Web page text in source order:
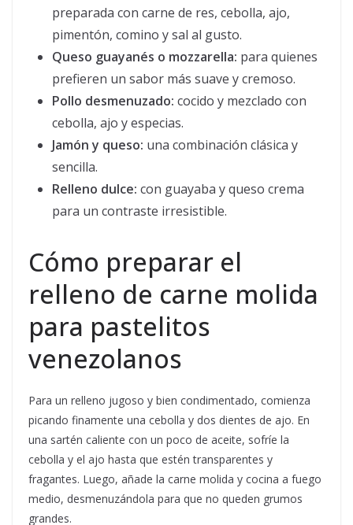
preparada con carne de res, cebolla, ajo,
pimentón, comino y sal al gusto.
Queso guayanés o mozzarella: para quienes
prefieren un sabor más suave y cremoso.
Pollo desmenuzado: cocido y mezclado con
cebolla, ajo y especias.
Jamón y queso: una combinación clásica y
sencilla.
Relleno dulce: con guayaba y queso crema
para un contraste irresistible.
Cómo preparar el
relleno de carne molida
para pastelitos
venezolanos
Para un relleno jugoso y bien condimentado, comienza
picando finamente una cebolla y dos dientes de ajo. En
una sartén caliente con un poco de aceite, sofríe la
cebolla y el ajo hasta que estén transparentes y
fragantes. Luego, añade la carne molida y cocina a fuego
medio, desmenuzándola para que no queden grumos
grandes.